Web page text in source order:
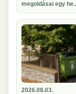
megoldásai egy
2026.08.03.